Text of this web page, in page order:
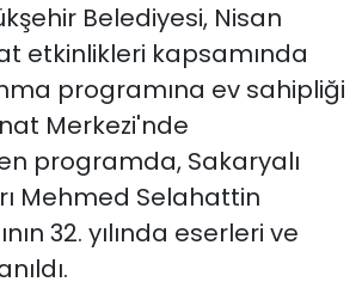
Belediyesi, Nisan
etkinlikleri kapsamında
programına ev sahipliği
Merkezi'nde
programda, Sakaryalı
Mehmed Selahattin
32. yılında eserleri ve